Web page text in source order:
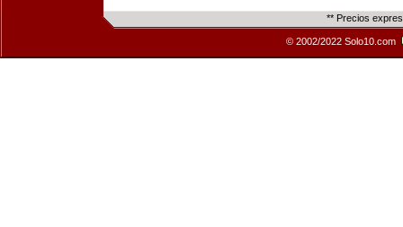
** Precios
© 2002/2022 Solo10.com